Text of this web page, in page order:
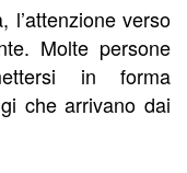
l’attenzione verso
Molte persone
in forma
che arrivano dai